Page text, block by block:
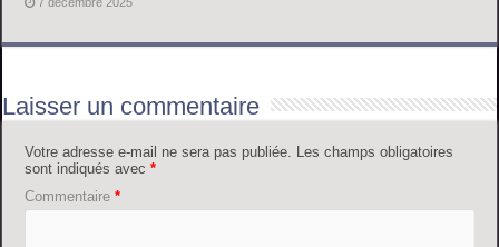
Laisser un commentaire
Votre adresse e-mail ne sera pas publiée. Les champs obligatoires
sont indiqués avec*
Commentaire*